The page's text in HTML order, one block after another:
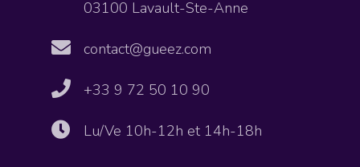
03100 Lavault-Ste-Anne
contact@gueez.com
+33 9 72 50 10 90
Lu/Ve 10h-12h et 14h-18h